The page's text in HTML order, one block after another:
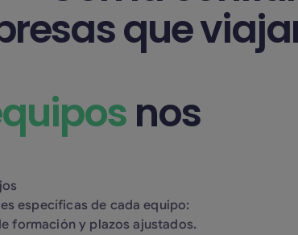
que
nos
específicas de cada equipo:
formación y plazos ajustados.